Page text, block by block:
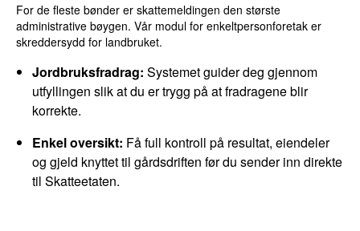
For de fleste bønder er skattemeldingen den største
administrative bøygen. Vår modul for enkeltpersonforetak er
skreddersydd for landbruket.
Jordbruksfradrag: Systemet guider deg gjennom
utfyllingen slik at du er trygg på at fradragene blir
korrekte.
Enkel oversikt: Få full kontroll på resultat, eiendeler
og gjeld knyttet til gårdsdriften før du sender inn direkte
til Skatteetaten.